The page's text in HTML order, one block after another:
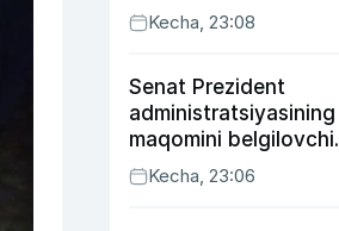
Kecha, 23:08
Senat Prezident
maqomini belgilovchi
konstitutsiyaviy
ma’qulladi
Kecha, 23:06